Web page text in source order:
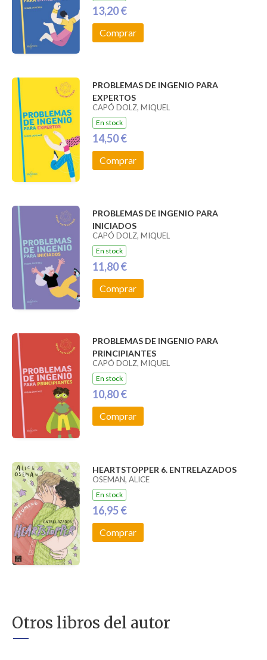
13,20 €
Comprar
PROBLEMAS DE INGENIO PARA
EXPERTOS
CAPÓ DOLZ, MIQUEL
En stock
14,50 €
Comprar
PROBLEMAS DE INGENIO PARA
INICIADOS
CAPÓ DOLZ, MIQUEL
En stock
11,80 €
Comprar
PROBLEMAS DE INGENIO PARA
PRINCIPIANTES
CAPÓ DOLZ, MIQUEL
En stock
10,80 €
Comprar
HEARTSTOPPER 6. ENTRELAZADOS
OSEMAN, ALICE
En stock
16,95 €
Comprar
Otros libros del autor